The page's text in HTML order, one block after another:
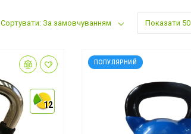
Сортувати: За замовчуванням Показати 50
12
12
12
ПОПУЛЯРНИЙ